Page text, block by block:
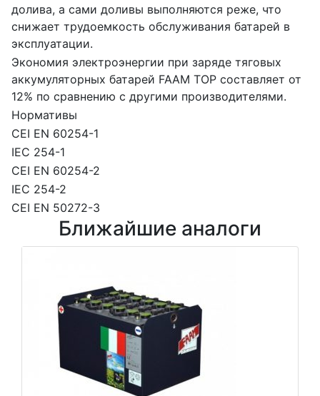
долива, а сами доливы выполняются реже, что
снижает трудоемкость обслуживания батарей в
эксплуатации.
Экономия электроэнергии при заряде тяговых
аккумуляторных батарей FAAM TOP составляет от
12% по сравнению с другими производителями.
Нормативы
CEI EN 60254-1
IEC 254-1
CEI EN 60254-2
IEC 254-2
CEI EN 50272-3
Ближайшие аналоги